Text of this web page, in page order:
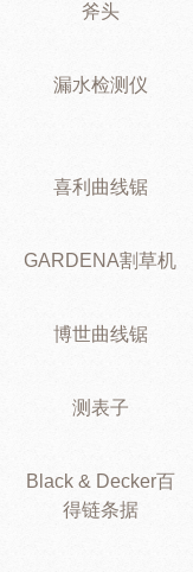
斧头
漏水检测仪
喜利曲线锯
GARDENA割草机
博世曲线锯
测表子
Black & Decker百
得链条据